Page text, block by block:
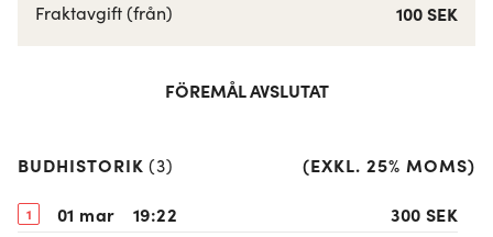
Fraktavgift (från) 100 SEK
FÖREMÅL AVSLUTAT
BUDHISTORIK (3) (EXKL. 25% MOMS)
1 01 mar 19:22 300 SEK